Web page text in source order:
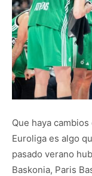
Que haya
Euroliga es algo
pasado verano
Baskonia, Paris